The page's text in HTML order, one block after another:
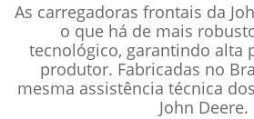
As carregadoras frontais da
o que há de mais
tecnológico, garantindo alta
produtor. Fabricadas no
mesma assistência técnica
John Deere.